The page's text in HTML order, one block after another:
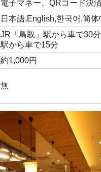
電子マネー、QRコード決
日本語,English,한국어,简
JR「鳥取」駅から車で30分
駅から車で15分
約1,000円
無